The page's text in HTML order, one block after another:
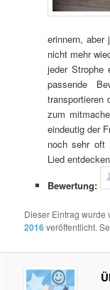
erinnern,
nicht mehr
jeder
passende
transportieren
zum
eindeutig der
noch sehr oft
Lied
Bewertung:
Dieser Eintrag wurde
2016veröffentlicht.